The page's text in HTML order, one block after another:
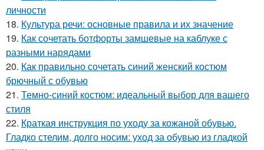
личности
18. Культура речи: основные правила и их значение
19. Как сочетать ботфорты замшевые на каблуке с
разными нарядами
20. Как правильно сочетать синий женский костюм
брючный с обувью
21. Темно-синий костюм: идеальный выбор для вашего
стиля
22. Краткая инструкция по уходу за кожаной обувью.
Гладко стелим, долго носим: уход за обувью из гладкой